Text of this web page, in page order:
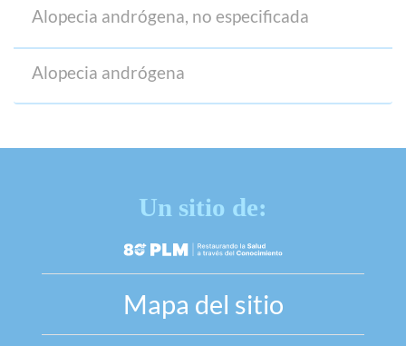
Alopecia andrógena, no especificada
Alopecia andrógena
Un sitio de:
Mapa del sitio